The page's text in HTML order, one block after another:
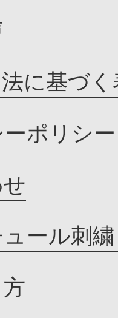
に基づく
ポリシー
ール刺